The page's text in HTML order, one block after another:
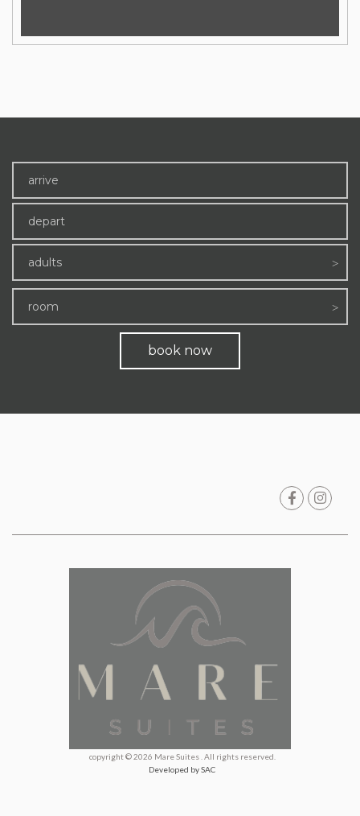
adults
room
book now
copyright © 2026 Mare Suites . All rights reserved.
Developed by SAC